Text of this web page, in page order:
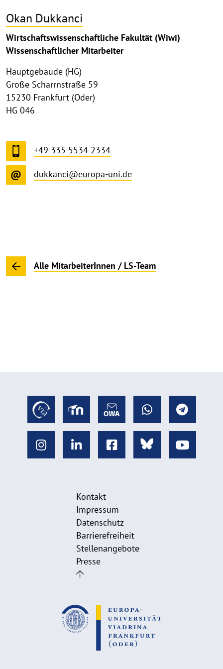
Okan Dukkanci
Wirtschaftswissenschaftliche Fakultät (Wiwi)
Wissenschaftlicher Mitarbeiter
Hauptgebäude (HG)
Große Scharrnstraße 59
15230 Frankfurt (Oder)
HG 046
+49 335 5534 2334
dukkanci@europa-uni.de
Alle MitarbeiterInnen / LS-Team
Kontakt
Impressum
Datenschutz
Barrierefreiheit
Stellenangebote
Presse